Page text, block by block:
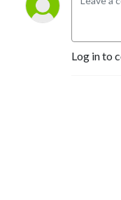
Log in to